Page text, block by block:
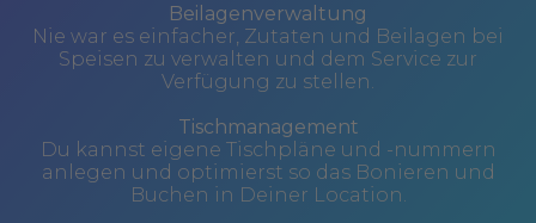
Beilagenverwaltung
Nie war es einfacher, Zutaten und Beilagen bei
Speisen zu verwalten und dem Service zur
Verfügung zu stellen.
Tischmanagement
Du kannst eigene Tischpläne und -nummern
anlegen und optimierst so das Bonieren und
Buchen in Deiner Location.